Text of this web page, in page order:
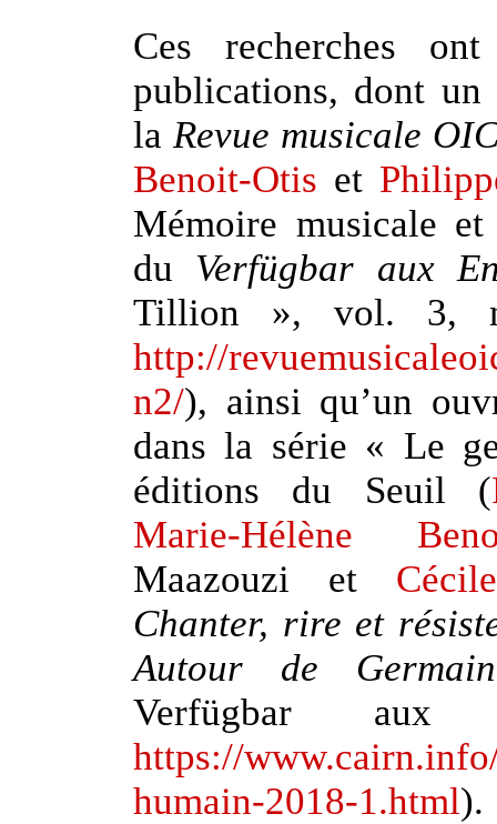
Ces recherches
publications, dont un
la Revue musicale
Benoit-Otis et
Mémoire musicale
du Verfügbar aux
Tillion », vol. 3,
http://
n2/), ainsi qu’un
dans la série « Le
éditions du Seuil (
Marie-Hélène
Maazouzi et
Chanter, rire et
Autour de
Verfügbar aux
https://
humain-2018-1.html).